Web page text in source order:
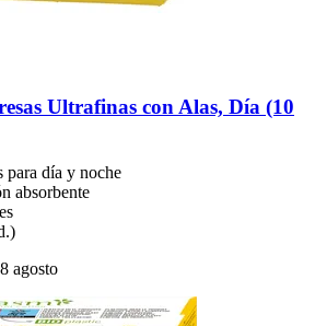
Ultrafinas con Alas, Día (10
para día y noche
absorbente
agosto